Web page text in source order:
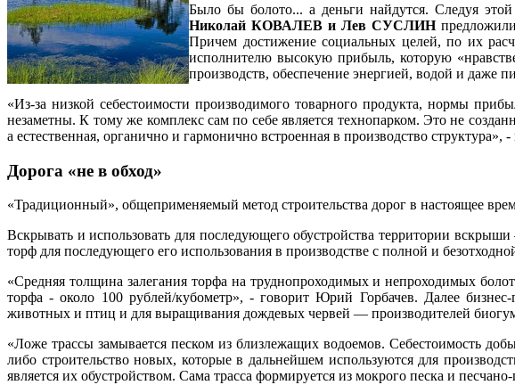
Было бы болото... а деньги найдутся. Следуя этой
Николай КОВАЛЕВ и Лев СУСЛИНпредложили
Причем достижение социальных целей, по их
исполнителю высокую прибыль, которую
производств, обеспечение энергией, водой и даже
«Из-за низкой себестоимости производимого товарного продукта, нормы
незаметны. К тому же комплекс сам по себе является технопарком. Это не
а естественная, органично и гармонично встроенная в производство структура», -
Дорога «не в обход»
«Традиционный», общеприменяемый метод строительства дорог в настоящее
Вскрывать и использовать для последующего обустройства территории
торф для последующего его использования в производстве с полной и
«Средняя толщина залегания торфа на труднопроходимых и непроходимых
торфа - около 100 рублей/кубометр», - говорит Юрий Горбачев. Далее
животных и птиц и для выращивания дождевых червей — производителей
«Ложе трассы замывается песком из близлежащих водоемов. Себестоимость
либо строительство новых, которые в дальнейшем используются для
является их обустройством. Сама трасса формируется из мокрого песка и